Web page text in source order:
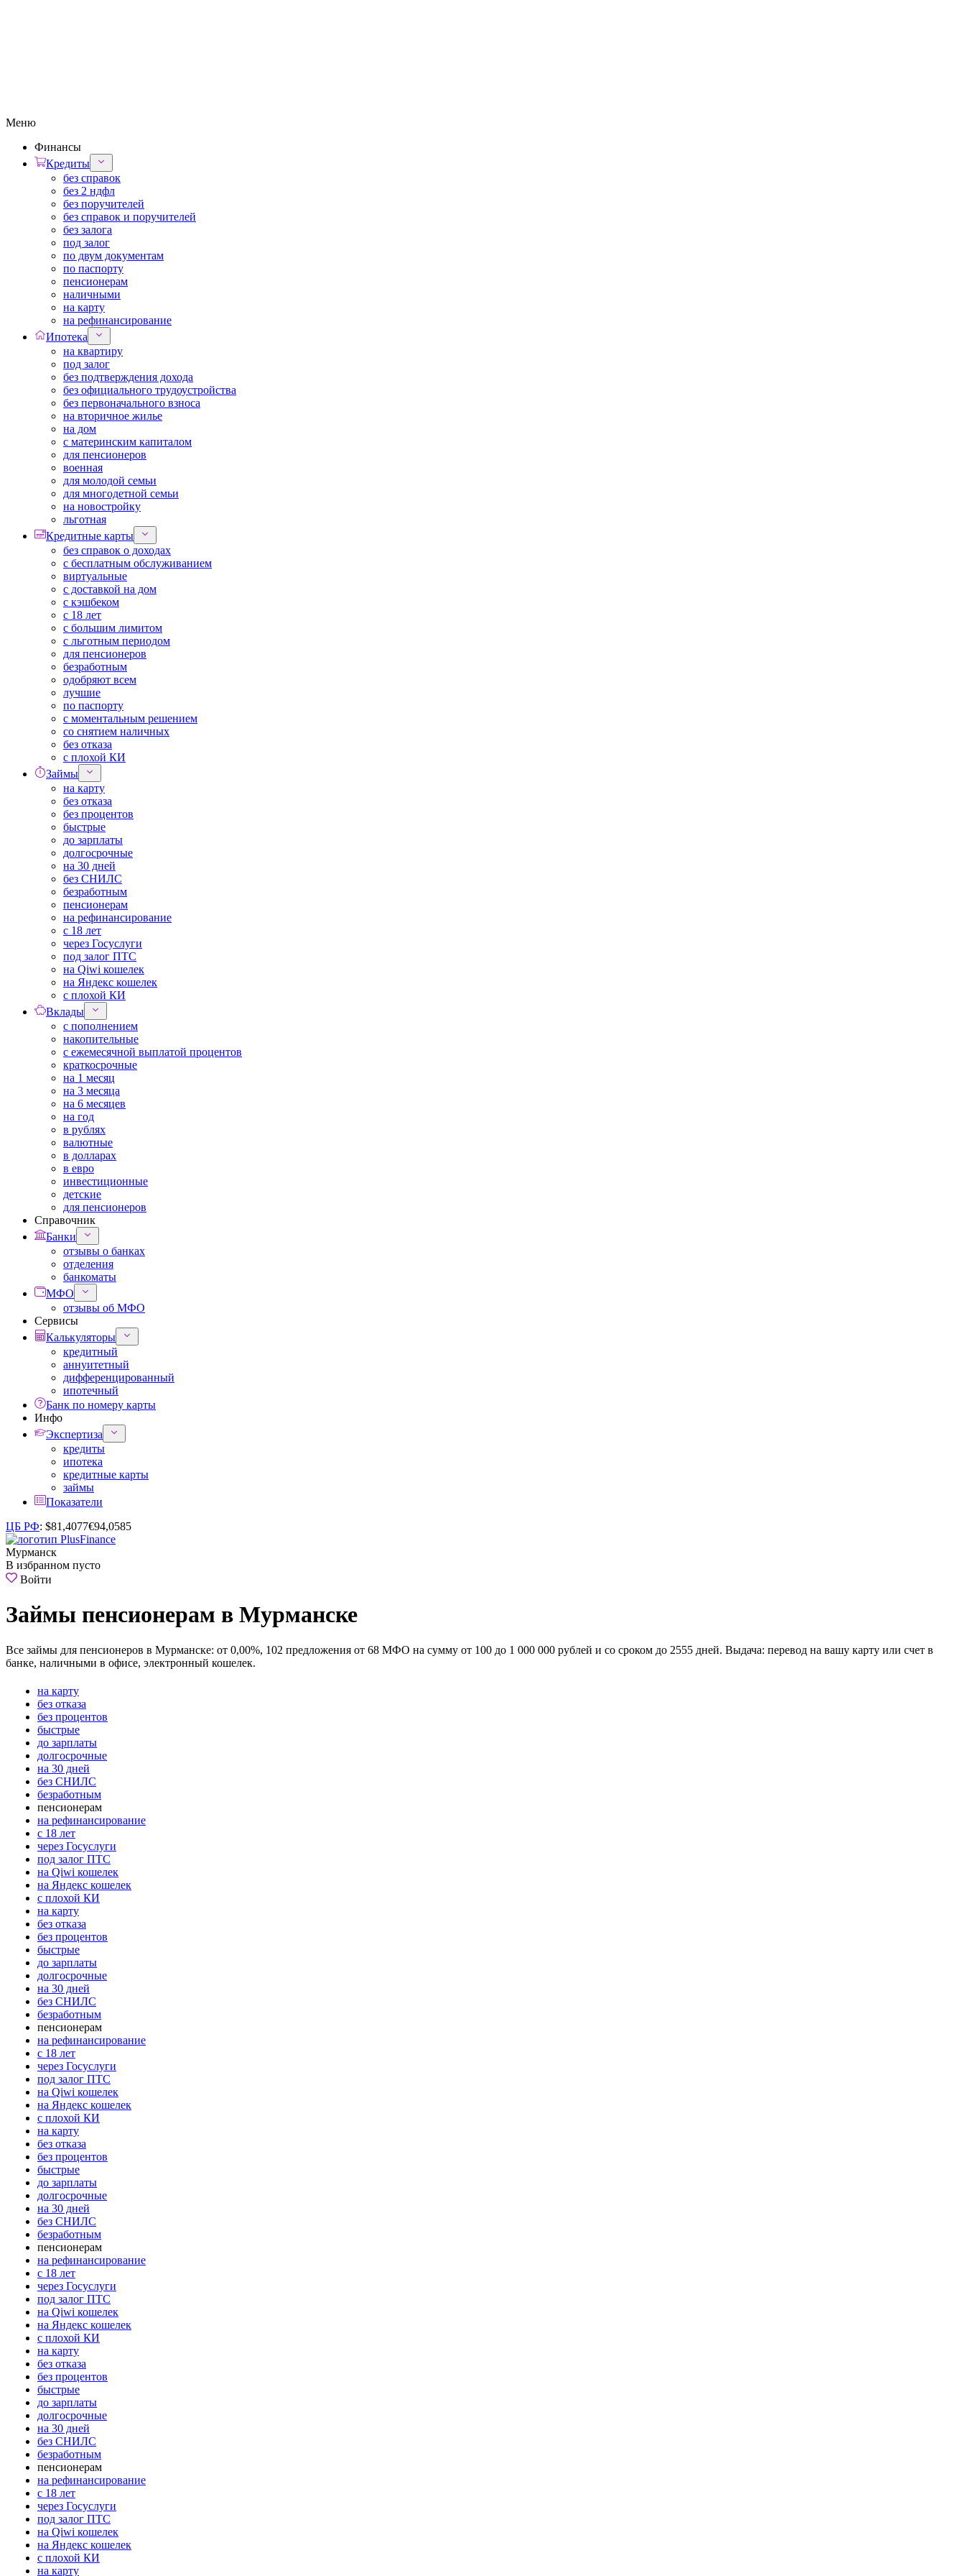
Меню
Финансы
Кредиты
без справок
без 2 ндфл
без поручителей
без справок и поручителей
без залога
под залог
по двум документам
по паспорту
пенсионерам
наличными
на карту
на рефинансирование
Ипотека
на квартиру
под залог
без подтверждения дохода
без официального трудоустройства
без первоначального взноса
на вторичное жилье
на дом
с материнским капиталом
для пенсионеров
военная
для молодой семьи
для многодетной семьи
на новостройку
льготная
Кредитные карты
без справок о доходах
с бесплатным обслуживанием
виртуальные
с доставкой на дом
с кэшбеком
с 18 лет
с большим лимитом
с льготным периодом
для пенсионеров
безработным
одобряют всем
лучшие
по паспорту
с моментальным решением
со снятием наличных
без отказа
с плохой КИ
Займы
на карту
без отказа
без процентов
быстрые
до зарплаты
долгосрочные
на 30 дней
без СНИЛС
безработным
пенсионерам
на рефинансирование
с 18 лет
через Госуслуги
под залог ПТС
на Qiwi кошелек
на Яндекс кошелек
с плохой КИ
Вклады
с пополнением
накопительные
с ежемесячной выплатой процентов
краткосрочные
на 1 месяц
на 3 месяца
на 6 месяцев
на год
в рублях
валютные
в долларах
в евро
инвестиционные
детские
для пенсионеров
Справочник
Банки
отзывы о банках
отделения
банкоматы
МФО
отзывы об МФО
Сервисы
Калькуляторы
кредитный
аннуитетный
дифференцированный
ипотечный
Банк по номеру карты
Инфо
Экспертиза
кредиты
ипотека
кредитные карты
займы
Показатели
ЦБ РФ: $81,4077€94,0585
Мурманск
В избранном пусто
Войти
Займы пенсионерам в Мурманске
Все займы для пенсионеров в Мурманске: от 0,00%, 102 предложения от 68 МФО на сумму от 100 до 1 000 000 рублей и со сроком до 2555 дней. Выдача: перевод на вашу карту или счет в
банке, наличными в офисе, электронный кошелек.
на карту
без отказа
без процентов
быстрые
до зарплаты
долгосрочные
на 30 дней
без СНИЛС
безработным
пенсионерам
на рефинансирование
с 18 лет
через Госуслуги
под залог ПТС
на Qiwi кошелек
на Яндекс кошелек
с плохой КИ
на карту
без отказа
без процентов
быстрые
до зарплаты
долгосрочные
на 30 дней
без СНИЛС
безработным
пенсионерам
на рефинансирование
с 18 лет
через Госуслуги
под залог ПТС
на Qiwi кошелек
на Яндекс кошелек
с плохой КИ
на карту
без отказа
без процентов
быстрые
до зарплаты
долгосрочные
на 30 дней
без СНИЛС
безработным
пенсионерам
на рефинансирование
с 18 лет
через Госуслуги
под залог ПТС
на Qiwi кошелек
на Яндекс кошелек
с плохой КИ
на карту
без отказа
без процентов
быстрые
до зарплаты
долгосрочные
на 30 дней
без СНИЛС
безработным
пенсионерам
на рефинансирование
с 18 лет
через Госуслуги
под залог ПТС
на Qiwi кошелек
на Яндекс кошелек
с плохой КИ
на карту